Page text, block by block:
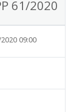
61/2020
09:00